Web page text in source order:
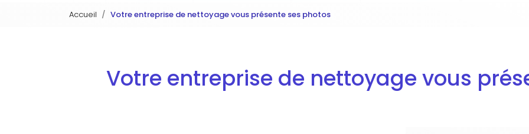
Accueil Votre entreprise de nettoyage vous présente ses photos
Votre entreprise de nettoyage vous